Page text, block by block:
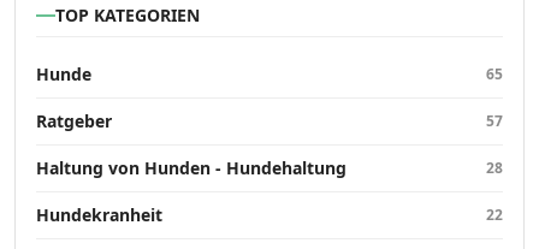
TOP KATEGORIEN
Hunde 65
Ratgeber 57
Haltung von Hunden - Hundehaltung 28
Hundekranheit 22